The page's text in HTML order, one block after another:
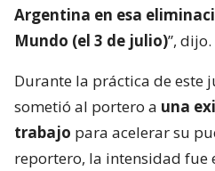
Argentina en esa
Mundo (el 3 de julio)”, dijo.
Durante la práctica de este
sometió al portero a una
trabajo para acelerar su
reportero, la intensidad fue